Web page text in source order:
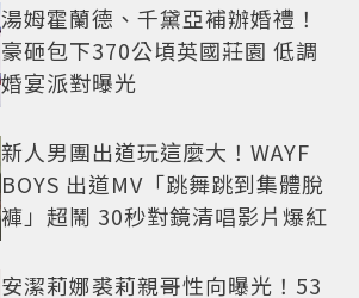
湯姆霍蘭德、千黛亞補辦婚禮！
豪砸包下370公頃英國莊園 低調
婚宴派對曝光
新人男團出道玩這麼大！WAYF
BOYS 出道MV「跳舞跳到集體脫
褲」超鬧 30秒對鏡清唱影片爆紅
安潔莉娜裘莉親哥性向曝光！53